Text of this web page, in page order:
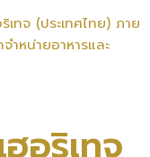
ทจ (ประเทศไทย) ภาย
ำหน่ายอาหารและ
อริเทจ